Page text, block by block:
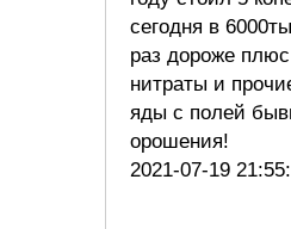
сегодня в
раз дороже плюс
нитраты и
яды с полей
орошения!
2021-07-19